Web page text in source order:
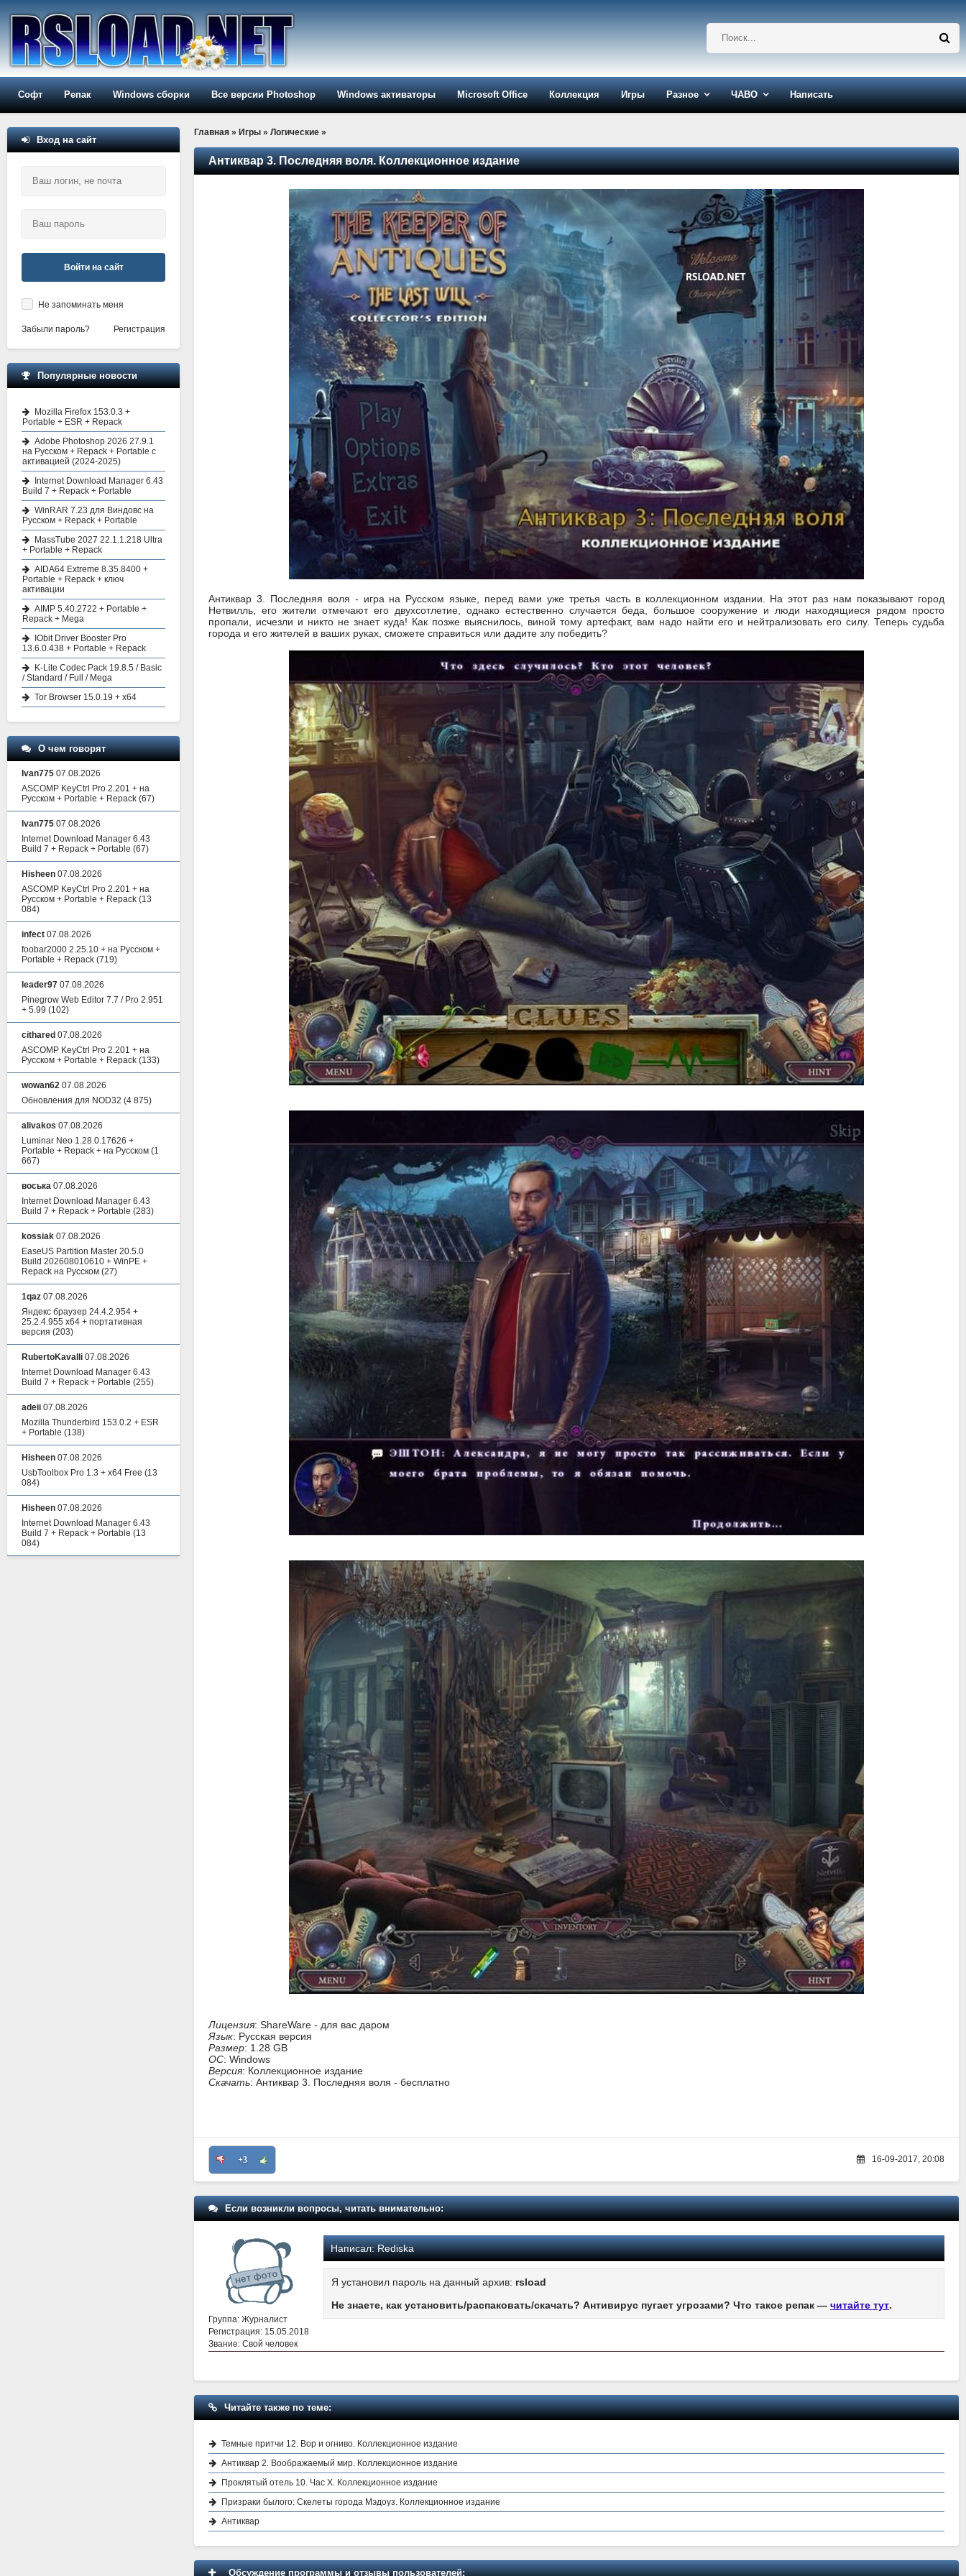
Софт Репак Windows сборки Все версии Photoshop Windows активаторы Microsoft Office Коллекция Игры Разное ЧАВО Написать
Главная » Игры » Логические »
Антиквар 3. Последняя воля. Коллекционное издание
Антиквар 3. Последняя воля - игра на Русском языке, перед вами уже третья часть в коллекционном издании. На этот раз нам показывают город
Нетвилль, его жители отмечают его двухсотлетие, однако естественно случается беда, большое сооружение и люди находящиеся рядом просто
пропали, исчезли и никто не знает куда! Как позже выяснилось, виной тому артефакт, вам надо найти его и нейтрализовать его силу. Теперь судьба
города и его жителей в ваших руках, сможете справиться или дадите злу победить?
Лицензия: ShareWare - для вас даром
Язык: Русская версия
Размер: 1.28 GB
ОС: Windows
Версия: Коллекционное издание
Скачать: Антиквар 3. Последняя воля - бесплатно
+3 16-09-2017, 20:08
Если возникли вопросы, читать внимательно:
Группа: Журналист
Регистрация: 15.05.2018
Звание: Свой человек
Написал:Rediska
Я установил пароль на данный архив: rsload
Не знаете, как установить/распаковать/скачать? Антивирус пугает угрозами? Что такое репак — читайте тут.
Читайте также по теме:
Темные притчи 12. Вор и огниво. Коллекционное издание
Антиквар 2. Воображаемый мир. Коллекционное издание
Проклятый отель 10. Час Х. Коллекционное издание
Призраки былого: Скелеты города Мэдоуз. Коллекционное издание
Антиквар
Обсуждение программы и отзывы пользователей:
Вход на сайт
Войти на сайт
Не запоминать меня
Забыли пароль? Регистрация
Популярные новости
Mozilla Firefox 153.0.3 +
Portable + ESR + Repack
Adobe Photoshop 2026 27.9.1
на Русском + Repack + Portable с
активацией (2024-2025)
Internet Download Manager 6.43
Build 7 + Repack + Portable
WinRAR 7.23 для Виндовс на
Русском + Repack + Portable
MassTube 2027 22.1.1.218 Ultra
+ Portable + Repack
AIDA64 Extreme 8.35.8400 +
Portable + Repack + ключ
активации
AIMP 5.40.2722 + Portable +
Repack + Mega
IObit Driver Booster Pro
13.6.0.438 + Portable + Repack
K-Lite Codec Pack 19.8.5 / Basic
/ Standard / Full / Mega
Tor Browser 15.0.19 + x64
О чем говорят
Ivan775 07.08.2026
ASCOMP KeyCtrl Pro 2.201 + на
Русском + Portable + Repack (67)
Ivan775 07.08.2026
Internet Download Manager 6.43
Build 7 + Repack + Portable (67)
Hisheen 07.08.2026
ASCOMP KeyCtrl Pro 2.201 + на
Русском + Portable + Repack (13
084)
infect 07.08.2026
foobar2000 2.25.10 + на Русском +
Portable + Repack (719)
leader97 07.08.2026
Pinegrow Web Editor 7.7 / Pro 2.951
+ 5.99 (102)
cithared 07.08.2026
ASCOMP KeyCtrl Pro 2.201 + на
Русском + Portable + Repack (133)
wowan62 07.08.2026
Обновления для NOD32 (4 875)
alivakos 07.08.2026
Luminar Neo 1.28.0.17626 +
Portable + Repack + на Русском (1
667)
воська 07.08.2026
Internet Download Manager 6.43
Build 7 + Repack + Portable (283)
kossiak 07.08.2026
EaseUS Partition Master 20.5.0
Build 202608010610 + WinPE +
Repack на Русском (27)
1qaz 07.08.2026
Яндекс браузер 24.4.2.954 +
25.2.4.955 x64 + портативная
версия (203)
RubertoKavalli 07.08.2026
Internet Download Manager 6.43
Build 7 + Repack + Portable (255)
adeii 07.08.2026
Mozilla Thunderbird 153.0.2 + ESR
+ Portable (138)
Hisheen 07.08.2026
UsbToolbox Pro 1.3 + x64 Free (13
084)
Hisheen 07.08.2026
Internet Download Manager 6.43
Build 7 + Repack + Portable (13
084)